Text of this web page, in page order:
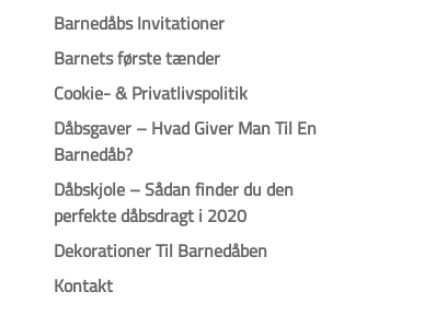
Barnedåbs Invitationer
Barnets første tænder
Cookie- & Privatlivspolitik
Dåbsgaver – Hvad Giver Man Til En
Barnedåb?
Dåbskjole – Sådan finder du den
perfekte dåbsdragt i 2020
Dekorationer Til Barnedåben
Kontakt